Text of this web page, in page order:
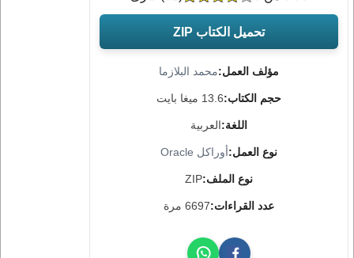
مؤلف العمل:محمد البلازما
حجم الكتاب:13.6 ميغا بايت
اللغة:العربية
نوع العمل:أوراكل Oracle
نوع الملف:ZIP
عدد القراءات:6697 مرة
تحميل الكتاب ZIP